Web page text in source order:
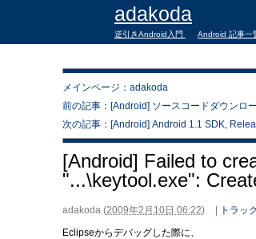
adakoda
逆引きAndroid入門 Android 記事一
メインページ：adakoda
前の記事：[Android] ソースコードダウンロ
次の記事：[Android] Android 1.1 SDK,
[Android] Failed to
"...\keytool.exe":
adakoda (2009年2月10日 06:22) トラッ
Eclipseからデバッグした際に、